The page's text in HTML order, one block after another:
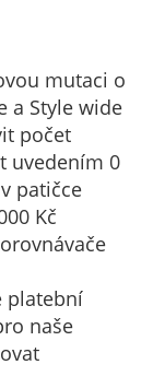
mutaci o
a Style wide
počet
uvedením 0
patičce
Kč
platební
naše